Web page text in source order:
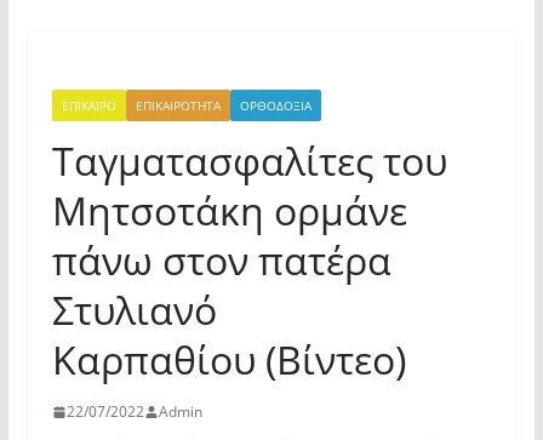
το διεφθαρμένο σύστημα εξουσίας»
ΕΠΙΚΑΙΡΟ ΕΠΙΚΑΙΡΟΤΗΤΑ ΟΡΘΟΔΟΞΙΑ
Ταγματασφαλίτες του
Μητσοτάκη ορμάνε
πάνω στον πατέρα
Στυλιανό
Καρπαθίου (Βίντεο)
22/07/2022 Admin